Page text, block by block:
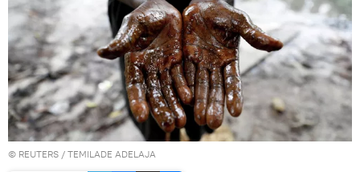
© REUTERS / TEMILADE ADELAJA